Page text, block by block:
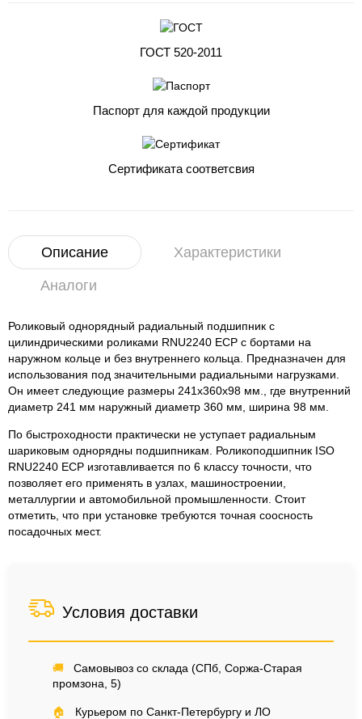
ГОСТ 520-2011
Паспорт для каждой продукции
Сертификата соответсвия
Описание Характеристики
Аналоги
Роликовый однорядный радиальный подшипник с
цилиндрическими роликами RNU2240 ECP с бортами на
наружном кольце и без внутреннего кольца. Предназначен для
использования под значительными радиальными нагрузками.
Он имеет следующие размеры 241x360x98 мм., где внутренний
диаметр 241 мм наружный диаметр 360 мм, ширина 98 мм.
По быстроходности практически не уступает радиальным
шариковым однорядны подшипникам. Роликоподшипник ISO
RNU2240 ECP изготавливается по 6 классу точности, что
позволяет его применять в узлах, машиностроении,
металлургии и автомобильной промышленности. Стоит
отметить, что при установке требуются точная соосность
посадочных мест.
Условия доставки
🚚
Самовывоз со склада (СПб, Соржа-Старая
промзона, 5)
🏠 Курьером по Санкт-Петербургу и ЛО